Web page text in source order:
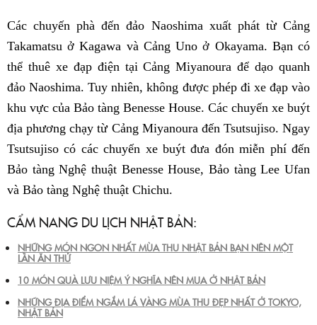
Các chuyến phà đến đảo Naoshima xuất phát từ Cảng
Takamatsu ở Kagawa và Cảng Uno ở Okayama. Bạn có
thể thuê xe đạp điện tại Cảng Miyanoura để dạo quanh
đảo Naoshima. Tuy nhiên, không được phép đi xe đạp vào
khu vực của Bảo tàng Benesse House. Các chuyến xe buýt
địa phương chạy từ Cảng Miyanoura đến Tsutsujiso. Ngay
Tsutsujiso có các chuyến xe buýt đưa đón miễn phí đến
Bảo tàng Nghệ thuật Benesse House, Bảo tàng Lee Ufan
và Bảo tàng Nghệ thuật Chichu.
CẨM NANG DU LỊCH NHẬT BẢN:
NHỮNG MÓN NGON NHẤT MÙA THU NHẬT BẢN BẠN NÊN MỘT
LẦN ĂN THỬ
10 MÓN QUÀ LƯU NIỆM Ý NGHĨA NÊN MUA Ở NHẬT BẢN
NHỮNG ĐỊA ĐIỂM NGẮM LÁ VÀNG MÙA THU ĐẸP NHẤT Ở TOKYO,
NHẬT BẢN